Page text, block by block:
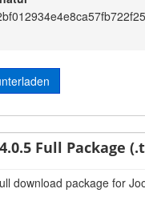
Full Package
download package for